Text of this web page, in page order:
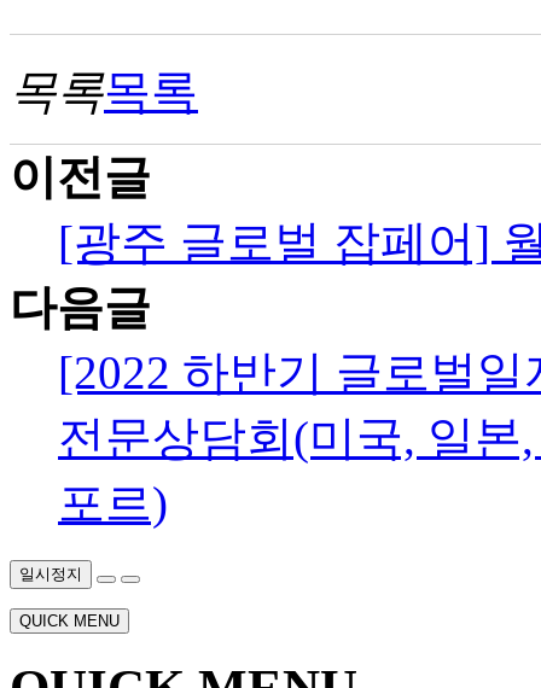
목록목록
이전글
[광주 글로벌 잡페어]
다음글
[2022 하반기 글로벌
전문상담회(미국, 일
포르)
일시정지
QUICK MENU